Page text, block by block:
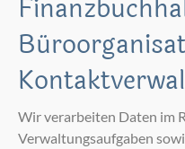
Wir verarbeiten Daten im
Verwaltungsaufgaben